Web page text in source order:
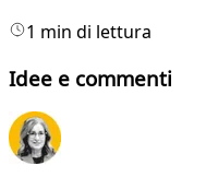
1 min di lettura
Idee e commenti